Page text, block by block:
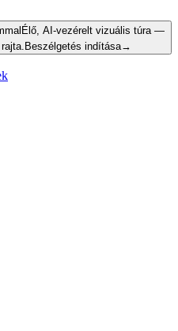
Élő, AI-vezérelt vizuális túra —
Beszélgetés indítása→